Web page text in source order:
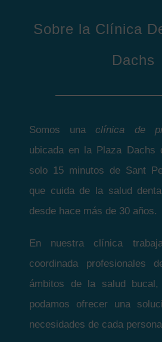
Sobre la Clínica
Dachs
Somos unaclínica de
ubicada en la Plaza Dachs
solo 15 minutos de Sant
que cuida de la salud
desde hace más de 30 años.
En nuestra clínica
coordinada profesionales
ámbitos de la salud
podamos ofrecer una
necesidades de cada